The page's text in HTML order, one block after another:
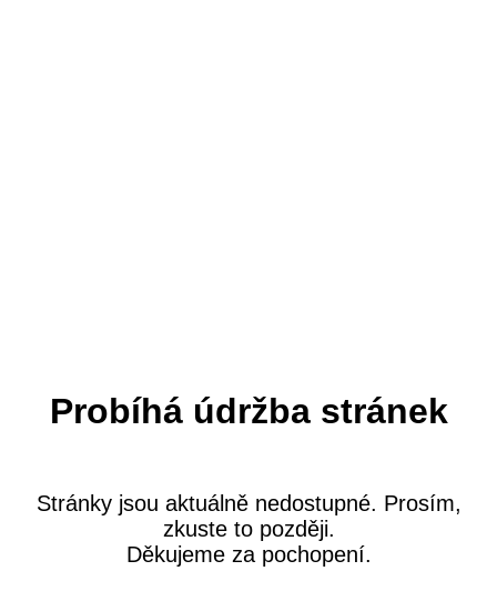
Probíhá údržba stránek
Stránky jsou aktuálně nedostupné. Prosím,
zkuste to později.
Děkujeme za pochopení.